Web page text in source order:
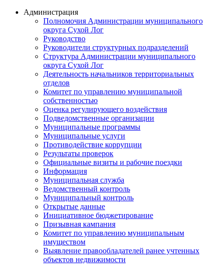
Администрация
Полномочия Администрации муниципального
округа Сухой Лог
Руководство
Руководители структурных подразделений
Структура Администрации муниципального
округа Сухой Лог
Деятельность начальников территориальных
отделов
Комитет по управлению муниципальной
собственностью
Оценка регулирующего воздействия
Подведомственные организации
Муниципальные программы
Муниципальные услуги
Противодействие коррупции
Результаты проверок
Официальные визиты и рабочие поездки
Информация
Муниципальная служба
Ведомственный контроль
Муниципальный контроль
Открытые данные
Инициативное бюджетирование
Призывная кампания
Комитет по управлению муниципальным
имуществом
Выявление правообладателей ранее учтенных
объектов недвижимости